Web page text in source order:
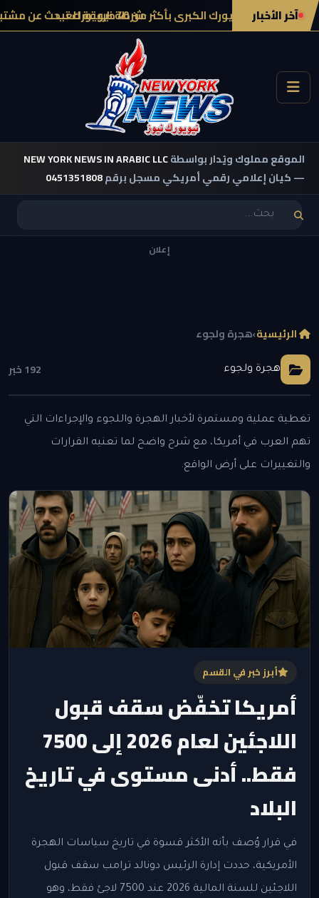
آخر الأخبار شرطة نيويورك تبحث عننيويورك الكبرى بأكثر من 40 طريقة للعب
الموقع مملوك ويُدار بواسطةNEW YORK NEWS IN ARABIC LLC
— كيان إعلامي رقمي أمريكي مسجل برقم0451351808
الرئيسية›هجرة ولجوء
هجرة ولجوء 192 خبر
تغطية عملية ومستمرة لأخبار الهجرة واللجوء والإجراءات التي
تهم العرب في أمريكا، مع شرح واضح لما تعنيه القرارات
والتغييرات على أرض الواقع.
أبرز خبر في القسم
أمريكا تخفّض سقف قبول
اللاجئين لعام 2026 إلى 7500
فقط.. أدنى مستوى في تاريخ
البلاد
في قرار وُصف بأنه الأكثر قسوة في تاريخ سياسات الهجرة
الأمريكية، حددت إدارة الرئيس دونالد ترامب سقف قبول
اللاجئين للسنة المالية 2026 عند 7500 لاجئ فقط، وهو